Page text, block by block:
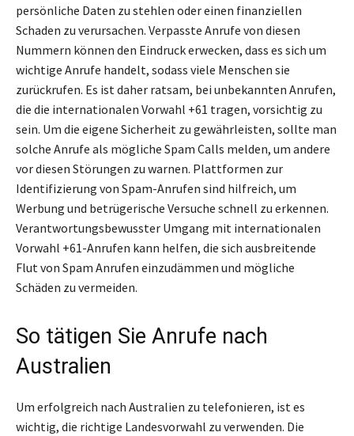
persönliche Daten zu stehlen oder einen finanziellen
Schaden zu verursachen. Verpasste Anrufe von diesen
Nummern können den Eindruck erwecken, dass es sich um
wichtige Anrufe handelt, sodass viele Menschen sie
zurückrufen. Es ist daher ratsam, bei unbekannten Anrufen,
die die internationalen Vorwahl +61 tragen, vorsichtig zu
sein. Um die eigene Sicherheit zu gewährleisten, sollte man
solche Anrufe als mögliche Spam Calls melden, um andere
vor diesen Störungen zu warnen. Plattformen zur
Identifizierung von Spam-Anrufen sind hilfreich, um
Werbung und betrügerische Versuche schnell zu erkennen.
Verantwortungsbewusster Umgang mit internationalen
Vorwahl +61-Anrufen kann helfen, die sich ausbreitende
Flut von Spam Anrufen einzudämmen und mögliche
Schäden zu vermeiden.
So tätigen Sie Anrufe nach
Australien
Um erfolgreich nach Australien zu telefonieren, ist es
wichtig, die richtige Landesvorwahl zu verwenden. Die